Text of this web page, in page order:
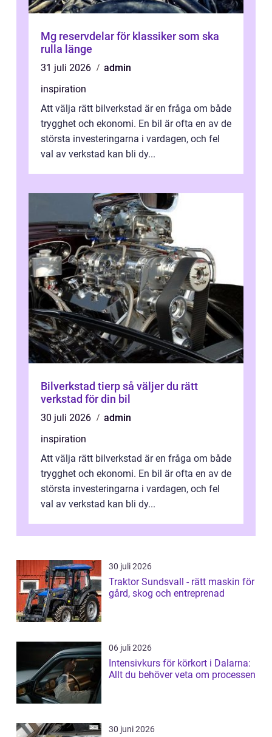
Mg reservdelar för klassiker som ska
rulla länge
31 juli 2026
admin
inspiration
Att välja rätt bilverkstad är en fråga om både
trygghet och ekonomi. En bil är ofta en av de
största investeringarna i vardagen, och fel
val av verkstad kan bli dy...
Bilverkstad tierp så väljer du rätt
verkstad för din bil
30 juli 2026
admin
inspiration
Att välja rätt bilverkstad är en fråga om både
trygghet och ekonomi. En bil är ofta en av de
största investeringarna i vardagen, och fel
val av verkstad kan bli dy...
30 juli 2026
Traktor Sundsvall - rätt maskin för
gård, skog och entreprenad
06 juli 2026
Intensivkurs för körkort i Dalarna:
Allt du behöver veta om processen
30 juni 2026